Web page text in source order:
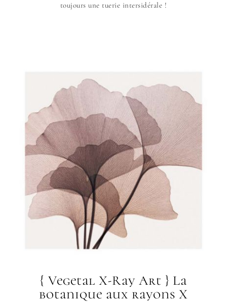
toujours une tuerie intersidérale !
{ Vegetal X-Ray Art } La
botanique aux rayons X